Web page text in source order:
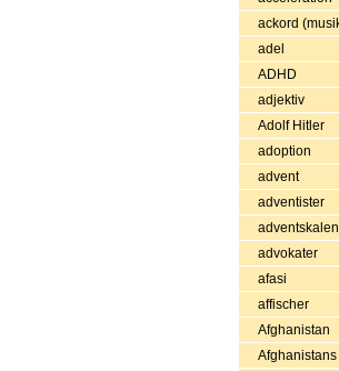
ackord
adel
ADHD
adjektiv
Adolf Hitler
adoption
advent
adventister
advokater
afasi
affischer
Afghanistan